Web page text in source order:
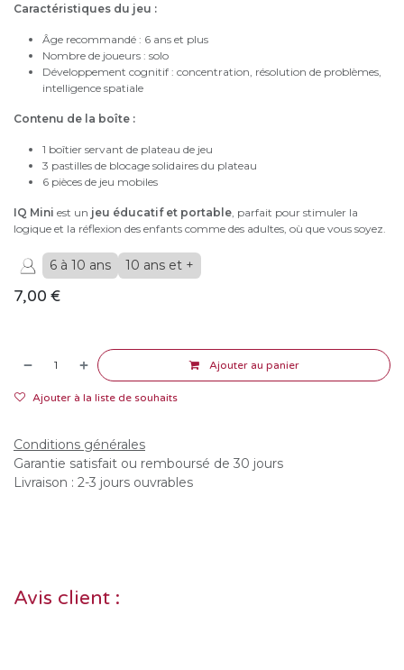
Caractéristiques du jeu :
Âge recommandé : 6 ans et plus
Nombre de joueurs : solo
Développement cognitif : concentration, résolution de problèmes,
intelligence spatiale
Contenu de la boîte :
1 boîtier servant de plateau de jeu
3 pastilles de blocage solidaires du plateau
6 pièces de jeu mobiles
IQ Mini est un jeu éducatif et portable , parfait pour stimuler la
logique et la réflexion des enfants comme des adultes, où que vous soyez.
6 à 10 ans 10 ans et +
7,00 €
Ajouter au panier
Ajouter à la liste de souhaits
Conditions générales
Garantie satisfait ou remboursé de 30 jours
Livraison : 2-3 jours ouvrables
Avis client :